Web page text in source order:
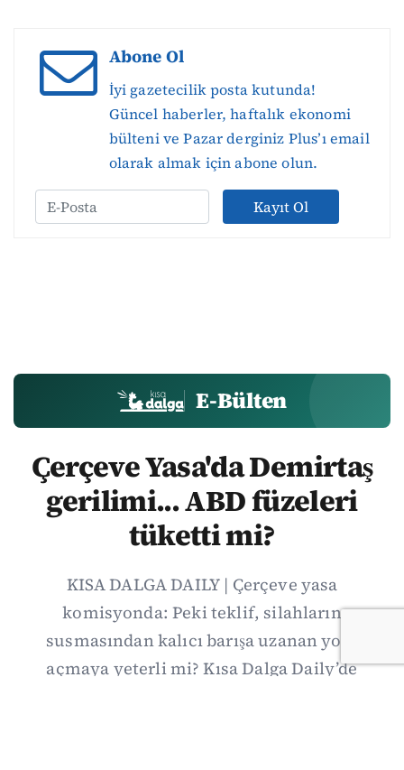
Abone Ol
İyi gazetecilik posta kutunda!
Güncel haberler, haftalık ekonomi
bülteni ve Pazar derginiz Plus’ı email
olarak almak için abone olun.
Kayıt Ol
E-Bülten
Çerçeve Yasa'da Demirtaş
gerilimi... ABD füzeleri
tüketti mi?
KISA DALGA DAILY | Çerçeve yasa
komisyonda: Peki teklif, silahların
susmasından kalıcı barışa uzanan yolu
açmaya yeterli mi? Kısa Dalga Daily’de